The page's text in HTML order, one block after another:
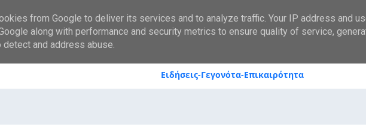
styranews.gr
Ειδήσεις-Γεγονότα-Επικαιρότητα
from Google to deliver its services and to analyze traffic. Your IP address and
along with performance and security metrics to ensure quality of service,
and address abuse.